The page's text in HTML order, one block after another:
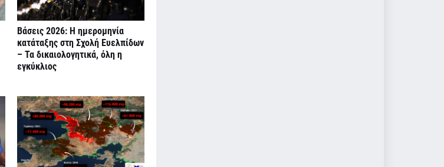
Βάσεις 2026: Η ημερομηνία
κατάταξης στη Σχολή Ευελπίδων
– Τα δικαιολογητικά, όλη η
εγκύκλιος